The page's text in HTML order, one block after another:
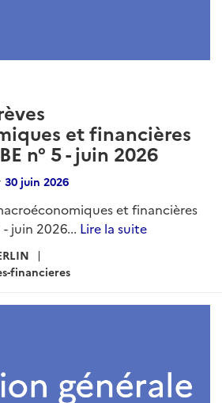
et financières
n° 5 - juin 2026
30 juin 2026
et financières
- juin 2026... Lire la suite
financieres